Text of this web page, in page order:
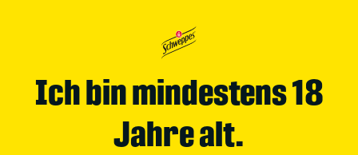
Ich bin mindestens 18
Jahre alt.